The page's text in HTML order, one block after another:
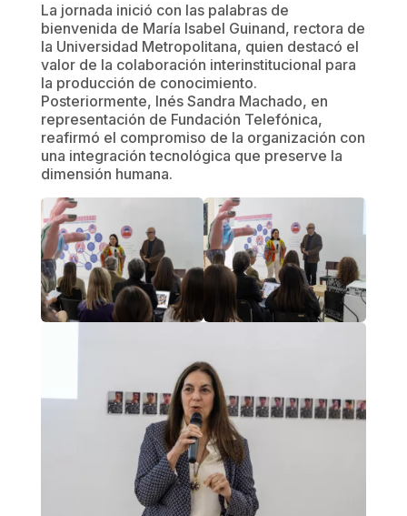
La jornada inició con las palabras de
bienvenida de María Isabel Guinand, rectora de
la Universidad Metropolitana, quien destacó el
valor de la colaboración interinstitucional para
la producción de conocimiento.
Posteriormente, Inés Sandra Machado, en
representación de Fundación Telefónica,
reafirmó el compromiso de la organización con
una integración tecnológica que preserve la
dimensión humana.